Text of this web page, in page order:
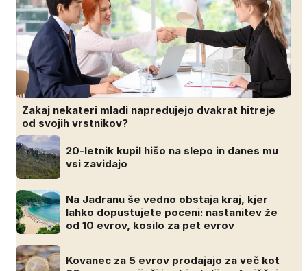
Zakaj nekateri mladi napredujejo dvakrat hitreje
od svojih vrstnikov?
20-letnik kupil hišo na slepo in danes mu
vsi zavidajo
Na Jadranu še vedno obstaja kraj, kjer
lahko dopustujete poceni: nastanitev že
od 10 evrov, kosilo za pet evrov
Kovanec za 5 evrov prodajajo za več kot